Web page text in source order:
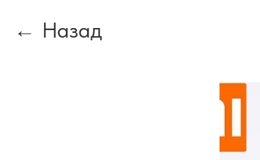
Назад